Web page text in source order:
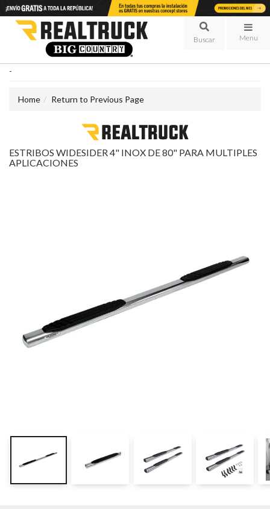
Menu
-
Home Return to Previous Page
ESTRIBOS WIDESIDER 4" INOX DE 80" PARA MULTIPLES
APLICACIONES